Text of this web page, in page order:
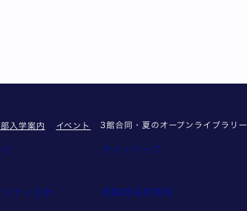
入学案内 イベント 3館合同・夏のオープンライブラリー
サイトマップ
リティ方針 教職員採用情報